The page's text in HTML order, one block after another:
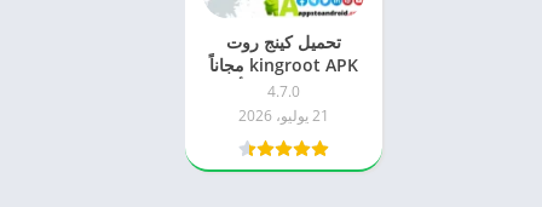
تحميل كينج روت
kingroot APK مجاناً
2026 للاندرويد – أحدث
إصدار
4.7.0
21 يوليو، 2026